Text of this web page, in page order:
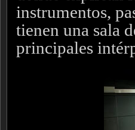
instrumentos,
tienen una sala
principales